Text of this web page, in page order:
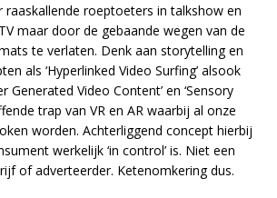
raaskallende roeptoeters in talkshow en
maar door de gebaande wegen van de
te verlaten. Denk aan storytelling en
als ‘Hyperlinked Video Surfing’ alsook
Generated Video Content’ en ‘Sensory
trap van VR en AR waarbij al onze
worden. Achterliggend concept hierbij
werkelijk ‘in control’ is. Niet een
of adverteerder. Ketenomkering dus.